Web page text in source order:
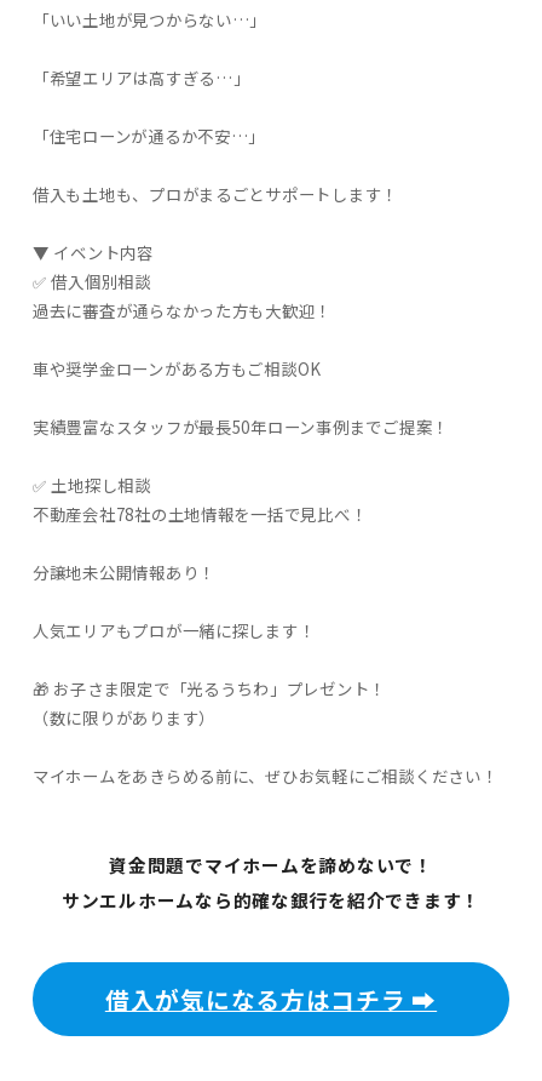
「いい土地が見つからない…」
「希望エリアは高すぎる…」
「住宅ローンが通るか不安…」
借入も土地も、プロがまるごとサポートします！
▼ イベント内容
✅ 借入個別相談
過去に審査が通らなかった方も大歓迎！
車や奨学金ローンがある方もご相談OK
実績豊富なスタッフが最長50年ローン事例までご提案！
✅ 土地探し相談
不動産会社78社の土地情報を一括で見比べ！
分譲地未公開情報あり！
人気エリアもプロが一緒に探します！
🎁 お子さま限定で「光るうちわ」プレゼント！
（数に限りがあります）
マイホームをあきらめる前に、ぜひお気軽にご相談ください！
資金問題でマイホームを諦めないで！
サンエルホームなら的確な銀行を紹介できます！
借入が気になる方はコチラ ➡